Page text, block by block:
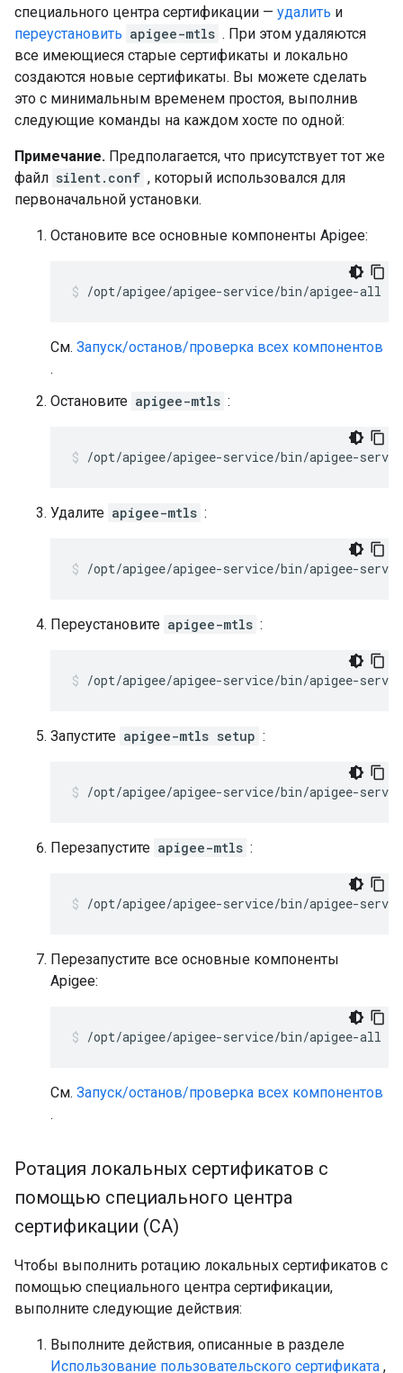
специального центра сертификации — удалить и
переустановить apigee-mtls . При этом удаляются
все имеющиеся старые сертификаты и локально
создаются новые сертификаты. Вы можете сделать
это с минимальным временем простоя, выполнив
следующие команды на каждом хосте по одной:
Примечание. Предполагается, что присутствует тот же
файл silent.conf , который использовался для
первоначальной установки.
Остановите все основные компоненты Apigee:
/opt/apigee/apigee-service/bin/apigee-all
См. Запуск/останов/проверка всех компонентов
.
Остановите apigee-mtls :
/opt/apigee/apigee-service/bin/apigee-
Удалите apigee-mtls :
/opt/apigee/apigee-service/bin/apigee-
Переустановите apigee-mtls :
/opt/apigee/apigee-service/bin/apigee-
Запустите apigee-mtls setup :
/opt/apigee/apigee-service/bin/apigee-
Перезапустите apigee-mtls :
/opt/apigee/apigee-service/bin/apigee-
Перезапустите все основные компоненты
Apigee:
/opt/apigee/apigee-service/bin/apigee-all
См. Запуск/останов/проверка всех компонентов
.
Ротация локальных сертификатов с
помощью специального центра
сертификации (CA)
Чтобы выполнить ротацию локальных сертификатов с
помощью специального центра сертификации,
выполните следующие действия:
Выполните действия, описанные в разделе
Использование пользовательского сертификата ,